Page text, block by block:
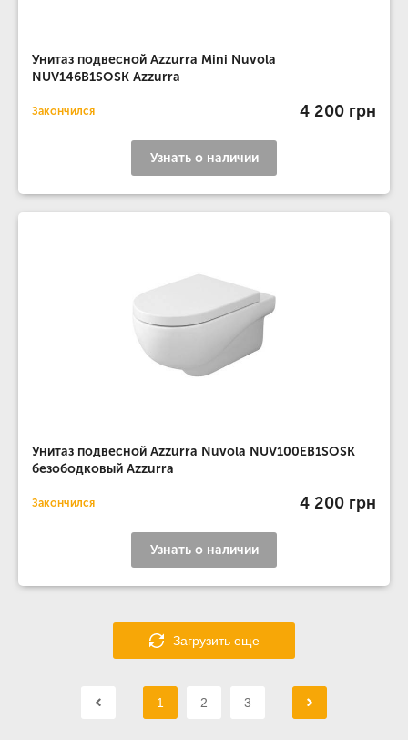
Унитаз подвесной Azzurra Mini Nuvola
NUV146B1SOSK Azzurra
Закончился 4 200 грн
Узнать о наличии
Унитаз подвесной Azzurra Nuvola NUV100EB1SOSK
безободковый Azzurra
Закончился 4 200 грн
Узнать о наличии
Загрузить еще
1 2 3